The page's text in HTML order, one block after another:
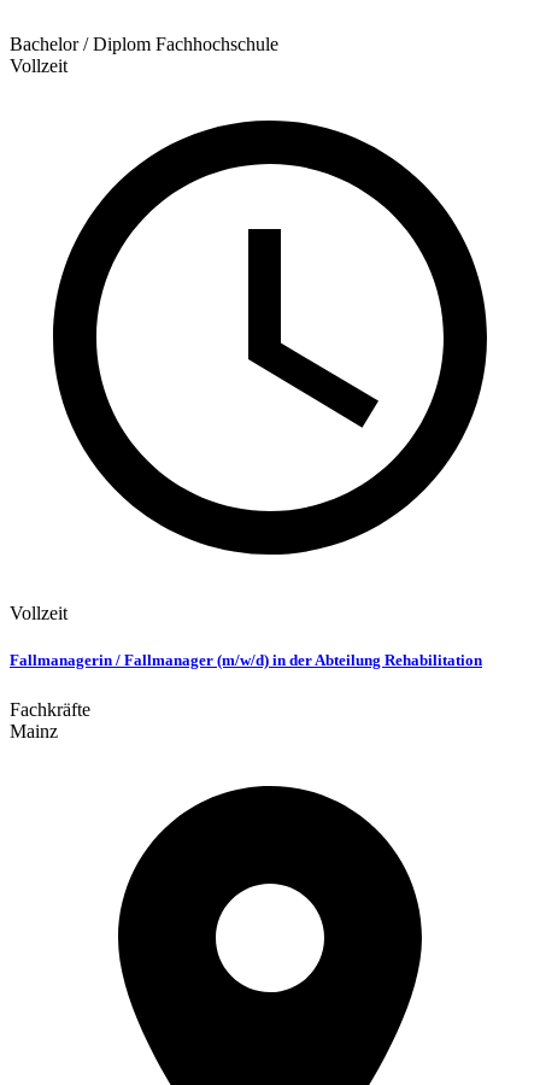
Bachelor / Diplom Fachhochschule
Vollzeit
Vollzeit
Fallmanagerin / Fallmanager (m/w/d) in der Abteilung Rehabilitation
Fachkräfte
Mainz